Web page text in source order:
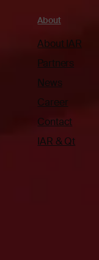
About
About IAR
Partners
News
Career
Contact
IAR & Qt